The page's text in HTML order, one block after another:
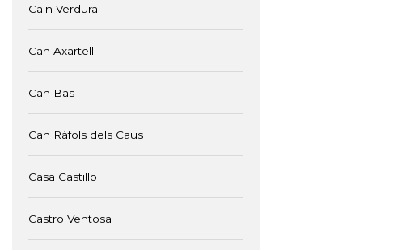
Ca'n Verdura
Can Axartell
Can Bas
Can Ràfols dels Caus
Casa Castillo
Castro Ventosa